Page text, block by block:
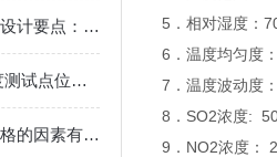
冰水冲击浸没试验箱的设计要点：温控、循环与密封
恒温恒湿试验箱 温湿度测试点位置及数量
影响冰水冲击试验箱价格的因素有哪些
5．相对湿度：
6．温度均匀度
7．温度波动度
8．SO2浓度:
9．NO2浓度：